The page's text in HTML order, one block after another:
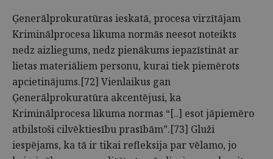
Ģenerālprokuratūras ieskatā, procesa virzītājam
Kriminālprocesa likuma normās neesot noteikts
nedz aizliegums, nedz pienākums iepazīstināt ar
lietas materiāliem personu, kurai tiek piemērots
apcietinājums.[72] Vienlaikus gan
Ģenerālprokuratūra akcentējusi, ka
Kriminālprocesa likuma normas “[..] esot jāpiemēro
atbilstoši cilvēktiesību prasībām”.[73] Gluži
iespējams, ka tā ir tikai refleksija par vēlamo, jo